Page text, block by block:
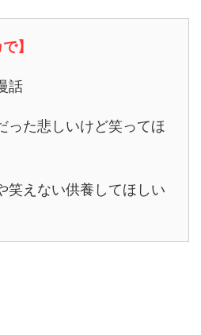
】
話
た悲しいけど笑ってほ
えない供養してほしい